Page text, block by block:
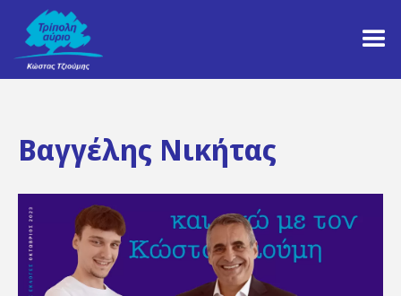
Βαγγέλης Νικήτας